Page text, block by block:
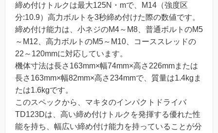
締め付けトルクは最大125N・mで、M14（強度区
分:10.9）高力ボルトを3秒締め付けた際の数値です。
締め付け能力は、小ネジのM4～M8、普通ボルトのM5
～M12、高力ボルトのM5～M10、コーススレッドの
22～120mmに対応しています。
機体寸法は長さ163mm×幅74mm×高さ226mmまたは
長さ163mm×幅82mm×高さ234mmで、質量は1.4kgま
たは1.6kgです。
このスペックから、マキタのインパクトドライバ
TD123Dは、高い締め付けトルクを発揮する優れた性
能を持ち、幅広い締め付け能力を持っていることが分